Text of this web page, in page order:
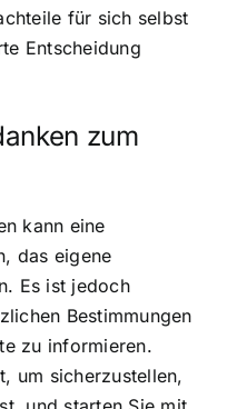
für sich selbst
Entscheidung
zum
kann eine
das eigene
Es ist jedoch
Bestimmungen
zu informieren.
um sicherzustellen,